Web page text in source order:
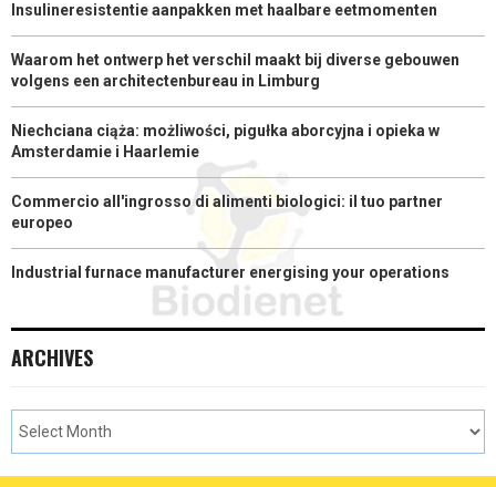
Insulineresistentie aanpakken met haalbare eetmomenten
Waarom het ontwerp het verschil maakt bij diverse gebouwen
volgens een architectenbureau in Limburg
Niechciana ciąża: możliwości, pigułka aborcyjna i opieka w
Amsterdamie i Haarlemie
Commercio all'ingrosso di alimenti biologici: il tuo partner
europeo
Industrial furnace manufacturer energising your operations
ARCHIVES